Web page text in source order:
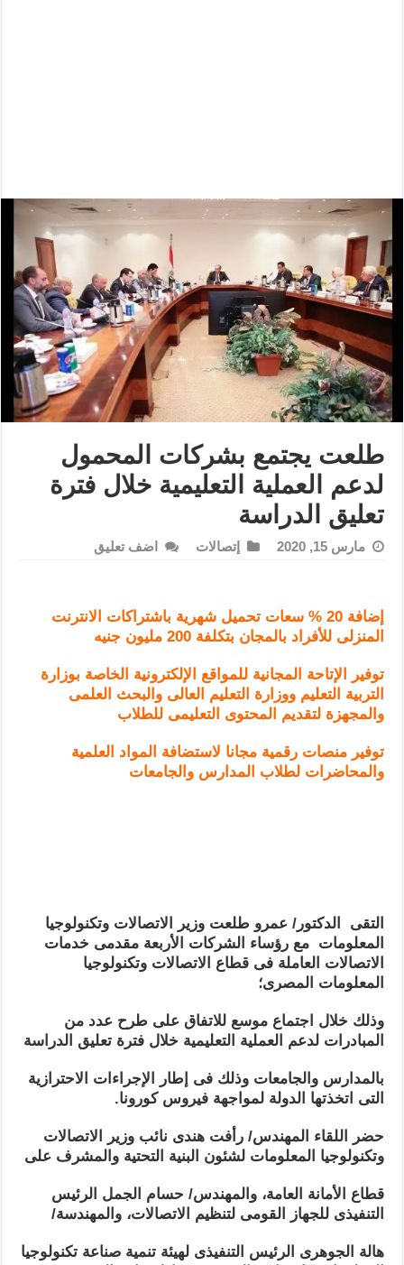
طلعت يجتمع بشركات المحمول
لدعم العملية التعليمية خلال فترة
تعليق الدراسة
مارس 15, 2020 إتصالات اضف تعليق
إضافة 20 % سعات تحميل شهرية باشتراكات الانترنت
المنزلى للأفراد بالمجان بتكلفة 200 مليون جنيه
توفير الإتاحة المجانية للمواقع الإلكترونية الخاصة بوزارة
التربية التعليم ووزارة التعليم العالى والبحث العلمى
والمجهزة لتقديم المحتوى التعليمى للطلاب
توفير منصات رقمية مجانا لاستضافة المواد العلمية
والمحاضرات لطلاب المدارس والجامعات
التقى الدكتور/ عمرو طلعت وزير الاتصالات وتكنولوجيا
المعلومات مع رؤساء الشركات الأربعة مقدمى خدمات
الاتصالات العاملة فى قطاع الاتصالات وتكنولوجيا
المعلومات المصرى؛
وذلك خلال اجتماع موسع للاتفاق على طرح عدد من
المبادرات لدعم العملية التعليمية خلال فترة تعليق الدراسة
بالمدارس والجامعات وذلك فى إطار الإجراءات الاحترازية
التى اتخذتها الدولة لمواجهة فيروس كورونا.
حضر اللقاء المهندس/ رأفت هندى نائب وزير الاتصالات
وتكنولوجيا المعلومات لشئون البنية التحتية والمشرف على
قطاع الأمانة العامة، والمهندس/ حسام الجمل الرئيس
التنفيذى للجهاز القومى لتنظيم الاتصالات، والمهندسة/
هالة الجوهرى الرئيس التنفيذى لهيئة تنمية صناعة تكنولوجيا